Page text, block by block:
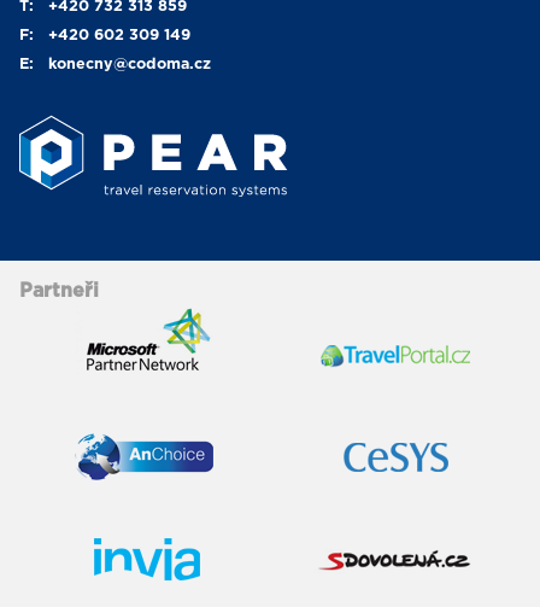
T:
+420 732 313 859
F:
+420 602 309 149
E:
konecny@codoma.cz
Partneři